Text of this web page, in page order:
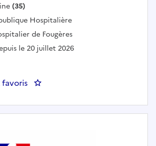
:(35)
:Hospitalière
:
de Fougères
le 20 juillet 2026
: Animateur.trice qualité,